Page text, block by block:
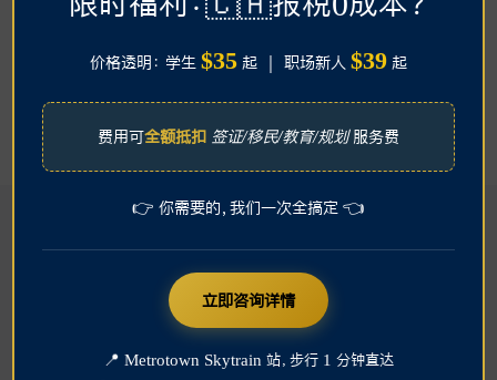
案例分析,疑难签证 案例分析,疑难签证
客户好评
价格透明： 学生 $35 起 ｜ 职场新人 $39 起
费用可全额抵扣 签证/移民/教育/规划服务费
👉 你需要的，我们一次全搞定 👈
立即咨询详情
📍 Metrotown Skytrain 站，步行 1 分钟直达